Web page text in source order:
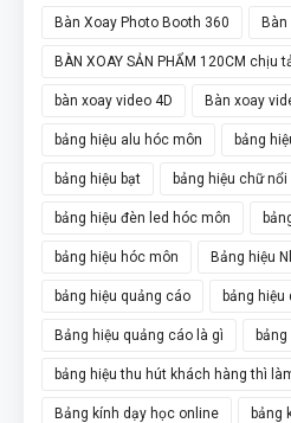
Bàn Xoay Photo Booth 360 Bàn
BÀN XOAY SẢN PHẨM 120CM chịu
bàn xoay video 4D Bàn xoay
bảng hiệu alu hóc môn bảng
bảng hiệu bạt bảng hiệu chữ
bảng hiệu đèn led hóc môn
bảng hiệu hóc môn Bảng hiệu
bảng hiệu quảng cáo bảng
Bảng hiệu quảng cáo là gì
bảng hiệu thu hút khách hàng thì
Bảng kính dạy học online bảng